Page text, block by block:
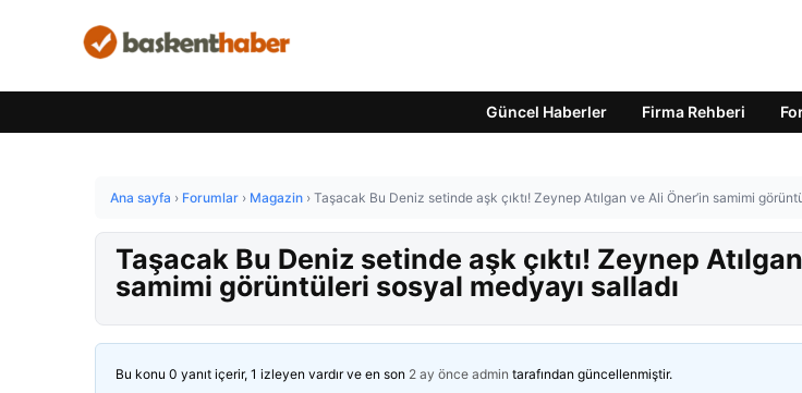
Güncel Haberler Firma Rehberi
Ana sayfa › Forumlar › Magazin › Taşacak Bu Deniz setinde aşk çıktı! Zeynep Atılgan ve Ali Öner’in samimi
Taşacak Bu Deniz setinde aşk çıktı! Zeynep
samimi görüntüleri sosyal medyayı salladı
Bu konu 0 yanıt içerir, 1 izleyen vardır ve en son 2 ay önce admin tarafından güncellenmiştir.